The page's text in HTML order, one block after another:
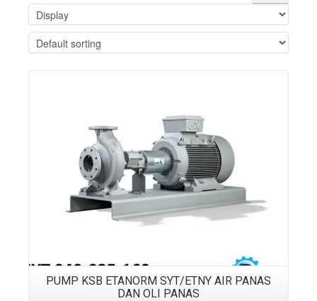
PUMP KSB ETANORM SYT/ETNY AIR PANAS
DAN OLI PANAS